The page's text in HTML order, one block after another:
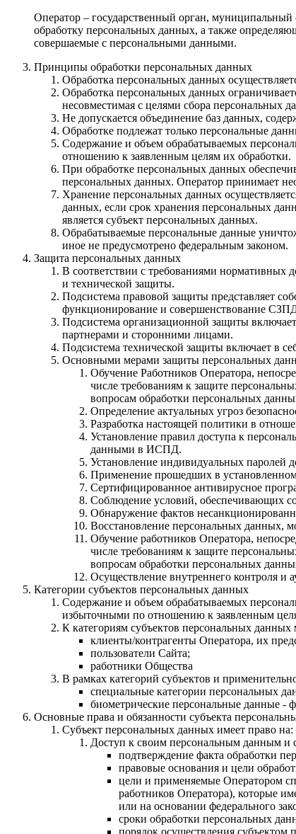
Оператор – государственный орган,
обработку персональных данных, а также
совершаемые с персональными данными.
Принципы обработки персональных данных
Обработка персональных данных
Обработка персональных данных
несовместимая с целями сбора персональных
Не допускается объединение баз данных,
Обработке подлежат только персональные
Содержание и объем обрабатываемых
отношению к заявленным целям их обработки.
При обработке персональных данных
персональных данных. Оператор принимает
Хранение персональных данных
данных, если срок хранения персональных
является субъект персональных данных.
Обрабатываемые персональные данные
иное не предусмотрено федеральным законом.
Защита персональных данных
В соответствии с требованиями нормативных
и технической защиты.
Подсистема правовой защиты представляет
функционирование и совершенствование
Подсистема организационной защиты
партнерами и сторонними лицами.
Подсистема технической защиты включает в
Основными мерами защиты персональных
Обучение Работников Оператора,
числе требованиям к защите
вопросам обработки персональных
Определение актуальных угроз
Разработка настоящей политики в
Установление правил доступа к
данными в ИСПД.
Установление индивидуальных паролей
Применение прошедших в
Сертифицированное антивирусное
Соблюдение условий, обеспечивающих
Обнаружение фактов
Восстановление персональных данных,
Обучение работников Оператора,
числе требованиям к защите
вопросам обработки персональных
Осуществление внутреннего контроля и
Категории субъектов персональных данных
Содержание и объем обрабатываемых
избыточными по отношению к заявленным
К категориям субъектов персональных данных
клиенты/контрагенты Оператора, их
пользователи Сайта;
работники Общества
В рамках категорий субъектов и
специальные категории персональных
биометрические персональные данные -
Основные права и обязанности субъекта
Субъект персональных данных имеет право на:
Доступ к своим персональным данным и
подтверждение факта обработки
правовые основания и цели
цели и применяемые Оператором
работников Оператора), которые
или на основании федерального
сроки обработки персональных
порядок осуществления